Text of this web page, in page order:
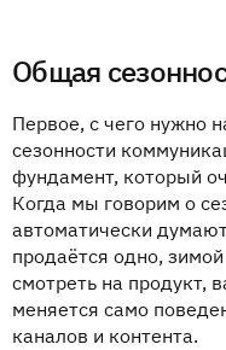
Общая
Первое, с чего нужно
сезонности
фундамент, который
Когда мы говорим о
автоматически
продаётся одно,
смотреть на продукт,
меняется само
каналов и контента.